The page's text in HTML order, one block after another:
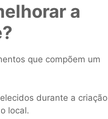
a
que compõem um
durante a criação
local.